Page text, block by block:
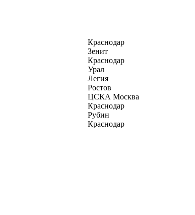
Краснодар
Зенит
Краснодар
Урал
Легия
Ростов
ЦСКА Москва
Краснодар
Рубин
Краснодар